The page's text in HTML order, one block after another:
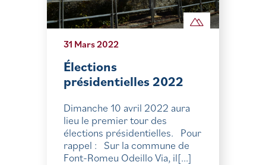
31 Mars 2022
Élections
présidentielles 2022
Dimanche 10 avril 2022 aura
lieu le premier tour des
élections présidentielles. Pour
rappel : Sur la commune de
Font-Romeu Odeillo Via, il[...]